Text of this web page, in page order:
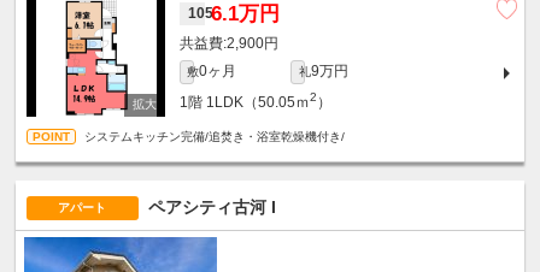
1056.1万円
2,900円
敷0ヶ月 礼9万円
1階 1LDK（50.05ｍ2 ）
システムキッチン完備/追焚き・浴室乾燥機付き/
アパート ペアシティ古河 I